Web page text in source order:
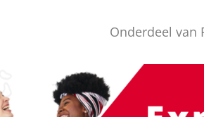
Onderdeel van